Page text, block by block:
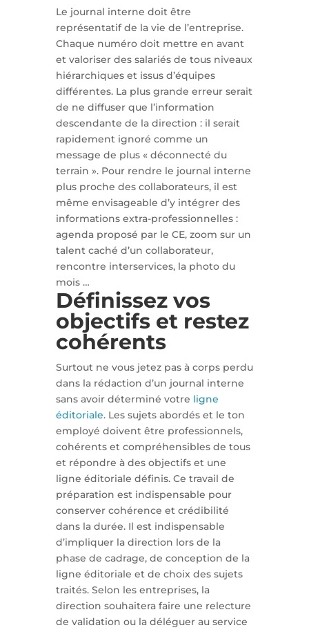
Le journal interne doit être
représentatif de la vie de l’entreprise.
Chaque numéro doit mettre en avant
et valoriser des salariés de tous niveaux
hiérarchiques et issus d’équipes
différentes. La plus grande erreur serait
de ne diffuser que l’information
descendante de la direction : il serait
rapidement ignoré comme un
message de plus « déconnecté du
terrain ». Pour rendre le journal interne
plus proche des collaborateurs, il est
même envisageable d’y intégrer des
informations extra-professionnelles :
agenda proposé par le CE, zoom sur un
talent caché d’un collaborateur,
rencontre interservices, la photo du
mois …
Définissez vos
objectifs et restez
cohérents
Surtout ne vous jetez pas à corps perdu
dans la rédaction d’un journal interne
sans avoir déterminé votre ligne
éditoriale. Les sujets abordés et le ton
employé doivent être professionnels,
cohérents et compréhensibles de tous
et répondre à des objectifs et une
ligne éditoriale définis. Ce travail de
préparation est indispensable pour
conserver cohérence et crédibilité
dans la durée. Il est indispensable
d’impliquer la direction lors de la
phase de cadrage, de conception de la
ligne éditoriale et de choix des sujets
traités. Selon les entreprises, la
direction souhaitera faire une relecture
de validation ou la déléguer au service